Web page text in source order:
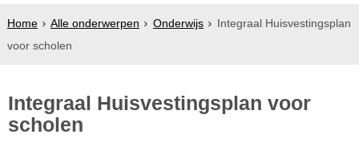
Home Alle onderwerpen Onderwijs
Integraal Huisvestingsplan
voor scholen
Integraal Huisvestingsplan voor
scholen